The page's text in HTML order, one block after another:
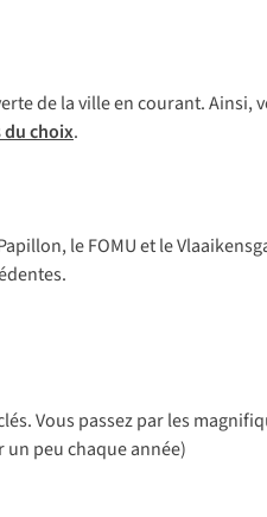
de la ville en courant. Ainsi,
du choix.
le FOMU et le
Vous passez par les
un peu chaque année)